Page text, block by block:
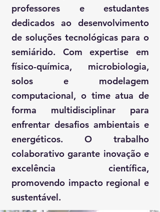
professores e estudantes
dedicados ao desenvolvimento
de soluções tecnológicas para o
semiárido. Com expertise em
físico-química, microbiologia,
solos e modelagem
computacional, o time atua de
forma multidisciplinar para
enfrentar desafios ambientais e
energéticos. O trabalho
colaborativo garante inovação e
excelência científica,
promovendo impacto regional e
sustentável.